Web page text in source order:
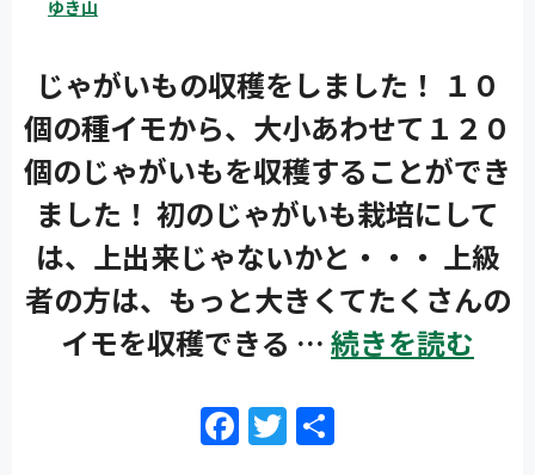
タイプ
大テーマ
小テーマ
検索
ゆき山
じゃがいもの収穫をしました！ １０
個の種イモから、大小あわせて１２０
個のじゃがいもを収穫することができ
ました！ 初のじゃがいも栽培にして
は、上出来じゃないかと・・・ 上級
者の方は、もっと大きくてたくさんの
イモを収穫できる … 続きを読む
F T